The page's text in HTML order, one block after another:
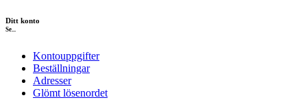
Ditt konto
Se...
Kontouppgifter
Beställningar
Adresser
Glömt lösenordet